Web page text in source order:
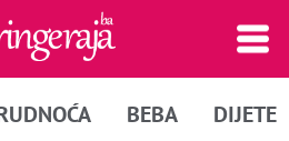
BEBA DIJETE